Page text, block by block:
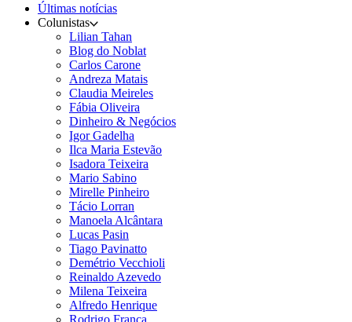
Últimas notícias
Colunistas
Lilian Tahan
Blog do Noblat
Carlos Carone
Andreza Matais
Claudia Meireles
Fábia Oliveira
Dinheiro & Negócios
Igor Gadelha
Ilca Maria Estevão
Isadora Teixeira
Mario Sabino
Mirelle Pinheiro
Tácio Lorran
Manoela Alcântara
Lucas Pasin
Tiago Pavinatto
Demétrio Vecchioli
Reinaldo Azevedo
Milena Teixeira
Alfredo Henrique
Rodrigo França